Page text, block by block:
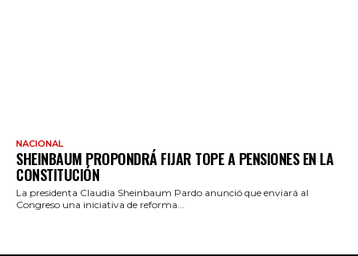
NACIONAL
SHEINBAUM PROPONDRÁ FIJAR TOPE A PENSIONES EN LA
CONSTITUCIÓN
La presidenta Claudia Sheinbaum Pardo anunció que enviará al
Congreso una iniciativa de reforma...